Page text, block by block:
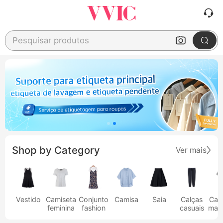
Pesquisar produtos
Shop by Category Ver mais
Vestido
Camiseta
feminina
Conjunto
fashion
Camisa Saia
Calças
casuais